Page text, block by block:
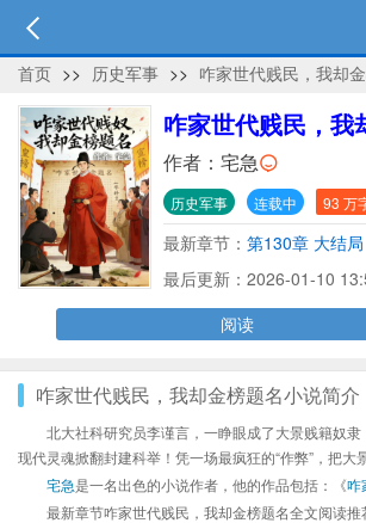
首页 >> 历史军事 >> 咋家世代贱民，我却
咋家世代贱民，我
作者： 宅急
历史军事 连载中 93 万
最新章节： 第130章 大结局
最后更新：2026-01-10
阅读
咋家世代贱民，我却金榜题名小说简介
北大社科研究员李谨言，一睁眼成了大景贱籍奴
现代灵魂掀翻封建科举！凭一场最疯狂的“作弊”，把大
宅急是一名出色的小说作者，他的作品包括：《咋
最新章节咋家世代贱民，我却金榜题名全文阅读